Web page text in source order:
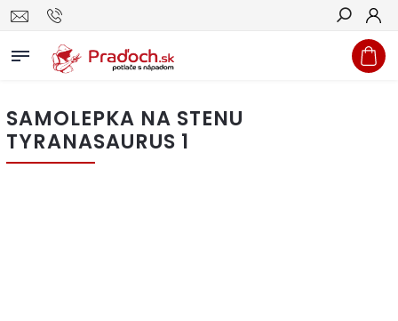
Hľadať
SAMOLEPKA NA STENU
TYRANASAURUS 1